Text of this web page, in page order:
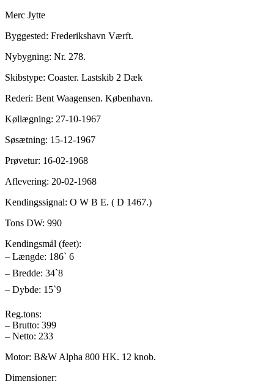
Merc Jytte
Byggested: Frederikshavn Værft.
Nybygning: Nr. 278.
Skibstype: Coaster. Lastskib 2 Dæk
Rederi: Bent Waagensen. København.
Køllægning: 27-10-1967
Søsætning: 15-12-1967
Prøvetur: 16-02-1968
Aflevering: 20-02-1968
Kendingssignal: O W B E. ( D 1467.)
Tons DW: 990
Kendingsmål (feet):
– Længde: 186` 6
– Bredde: 34`8
– Dybde: 15`9
Reg.tons:
– Brutto: 399
– Netto: 233
Motor: B&W Alpha 800 HK. 12 knob.
Dimensioner: